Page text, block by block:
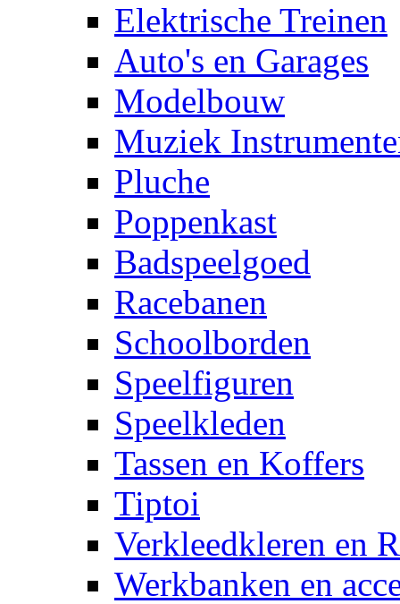
Elektrische Treinen
Auto's en Garages
Modelbouw
Muziek
Pluche
Poppenkast
Badspeelgoed
Racebanen
Schoolborden
Speelfiguren
Speelkleden
Tassen en Koffers
Tiptoi
Verkleedkleren en
Werkbanken en